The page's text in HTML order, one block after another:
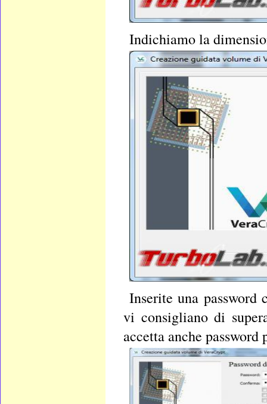
Indichiamo la
Inserite una password
vi consigliano di
accetta anche password